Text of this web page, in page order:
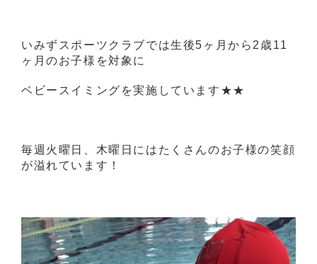
いみずスポーツクラブでは生後5ヶ月から2歳11
ヶ月のお子様を対象に
ベビースイミングを実施しています★★
毎週火曜日、木曜日にはたくさんのお子様の笑顔
が溢れています！